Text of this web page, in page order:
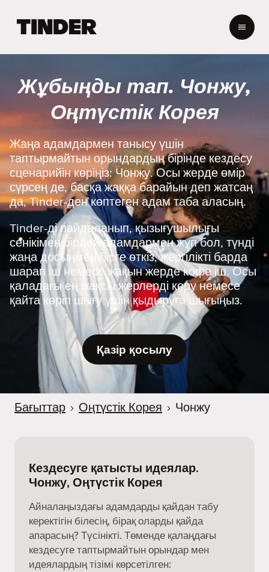
e
r
o
m
e
Жұбыңды тап. Чонжу,
Оңтүстік Корея
Жаңа адамдармен танысу үшін
таптырмайтын орындардың бірінде кездесу
сценарийін көріңіз: Чонжу. Осы жерде өмір
сүрсең де, басқа жаққа барайын деп жатсаң
да, Tinder-ден көптеген адам таба аласың.
Tinder-ді пайдаланып, қызығушылығы
сенікімен бірдей адамдармен жұп бол, түнді
жаңа досыңмен бірге өткіз, жергілікті барда
шарап іш немесе жақын жерде кофе іш. Осы
қаладағы ең жақсы жерлерді көру немесе
қайта көріп шығу үшін қыдыруға шығыңыз.
Қазір қосылу
Бағыттар › Оңтүстік Корея › Чонжу
Кездесуге қатысты идеялар.
Чонжу, Оңтүстік Корея
Айналаңыздағы адамдарды қайдан табу
керектігін білесің, бірақ оларды қайда
апарасың? Түсінікті. Төменде қалаңдағы
кездесуге таптырмайтын орындар мен
идеялардың тізімі көрсетілген: